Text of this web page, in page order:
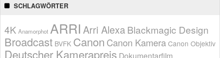
SCHLAGWÖRTER
4K Anamorphot ARRI Arri AlexaBlackmagic Design
Broadcast BVFK Canon Canon Kamera Canon Objektiv
Deutscher Kamerapreis Dokumentarfilm